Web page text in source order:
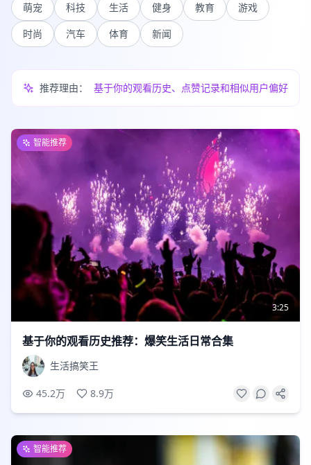
萌宠
科技 生活 健身 教育
游戏
时尚
汽车 体育 新闻
推荐理由： 基于你的观看历史、点赞记录和相似用户偏好
3:25
基于你的观看历史推荐：爆笑生活日常合集
生活搞笑王
45.2万 8.9万
智能推荐
智能推荐